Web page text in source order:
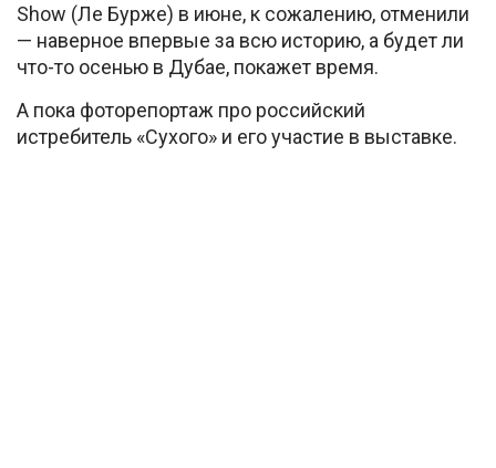
Show (Ле Бурже) в июне, к сожалению, отменили
— наверное впервые за всю историю, а будет ли
что-то осенью в Дубае, покажет время.
А пока фоторепортаж про российский
истребитель «Сухого» и его участие в выставке.